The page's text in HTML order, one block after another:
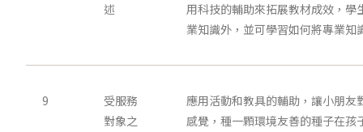
述
用科技的輔助來拓展教材成效，學
業知識外，並可學習如何將專業知
9
受服務
對象之
應用活動和教具的輔助，讓小朋友
感覺，種一顆環境友善的種子在孩